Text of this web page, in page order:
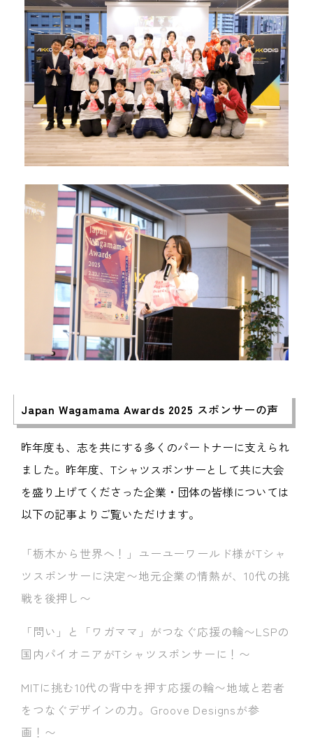
Japan Wagamama Awards 2025 スポンサーの声
昨年度も、志を共にする多くのパートナーに支えられ
ました。昨年度、Tシャツスポンサーとして共に大会
を盛り上げてくださった企業・団体の皆様については
以下の記事よりご覧いただけます。
「栃木から世界へ！」ユーユーワールド様がTシャ
ツスポンサーに決定〜地元企業の情熱が、10代の挑
戦を後押し〜
「問い」と「ワガママ」がつなぐ応援の輪〜LSPの
国内パイオニアがTシャツスポンサーに！〜
MITに挑む10代の背中を押す応援の輪〜地域と若者
をつなぐデザインの力。Groove Designsが参
画！〜